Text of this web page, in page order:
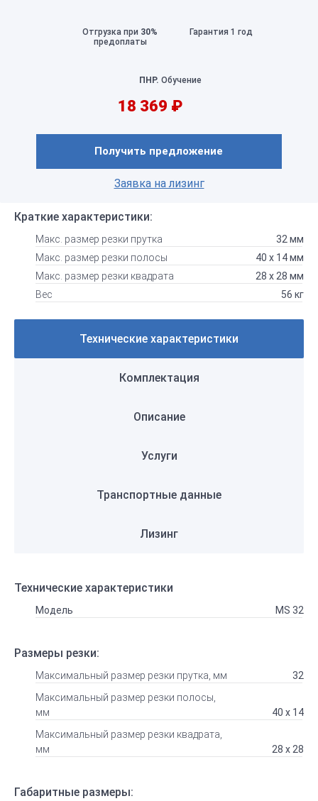
Отгрузка при 30%
предоплаты
Гарантия 1 год
ПНР. Обучение
18 369 ₽
Получить предложение
Заявка на лизинг
Краткие характеристики:
Макс. размер резки прутка
32 мм
Макс. размер резки полосы
40 x 14 мм
Макс. размер резки квадрата
28 x 28 мм
Вес
56 кг
Технические характеристики
Комплектация
Описание
Услуги
Транспортные данные
Лизинг
Технические характеристики
Модель MS 32
Размеры резки:
Максимальный размер резки прутка, мм
32
Максимальный размер резки полосы,
мм
40 x 14
Максимальный размер резки квадрата,
мм
28 x 28
Габаритные размеры: